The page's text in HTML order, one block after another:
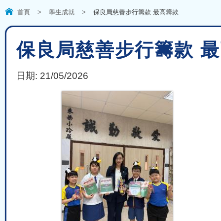
首頁 > 學生成就 > 保良局慈善步行籌款 最高籌款
保良局慈善步行籌款
日期: 21/05/2026